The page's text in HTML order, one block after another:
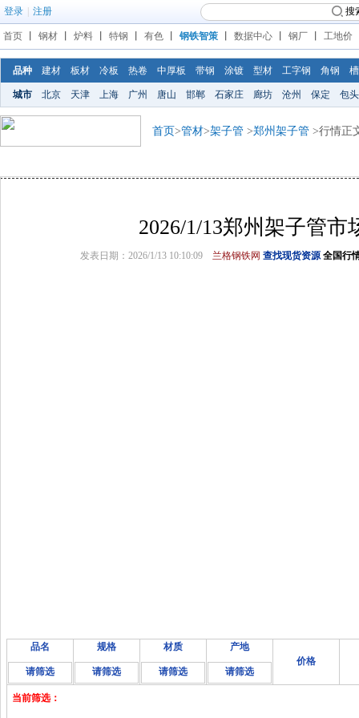
登录 注册 搜
首页 钢材 炉料 特钢 有色 钢铁智策 数据中心 钢厂 工地价
品种 建材 板材 冷板 热卷 中厚板 带钢 涂镀 型材 工字钢 角钢
城市 北京 天津 上海 广州 唐山 邯郸 石家庄 廊坊 沧州 保定 包头
首页>管材>架子管 >郑州架子管 >行情正
2026/1/13郑州架子管市
发表日期：2026/1/13 10:10:09 兰格钢铁网 查找现货资源 全国行
品名
请筛选
规格
请筛选
材质
请筛选
产地
请筛选
价格
当前筛选：